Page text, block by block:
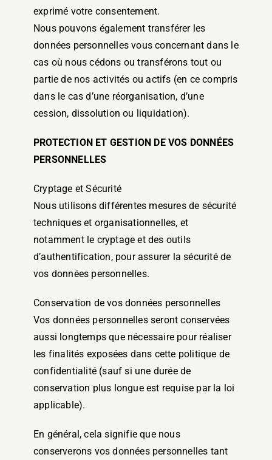
exprimé votre consentement.
Nous pouvons également transférer les
données personnelles vous concernant dans le
cas où nous cédons ou transférons tout ou
partie de nos activités ou actifs (en ce compris
dans le cas d’une réorganisation, d’une
cession, dissolution ou liquidation).
PROTECTION ET GESTION DE VOS DONNÉES
PERSONNELLES
Cryptage et Sécurité
Nous utilisons différentes mesures de sécurité
techniques et organisationnelles, et
notamment le cryptage et des outils
d’authentification, pour assurer la sécurité de
vos données personnelles.
Conservation de vos données personnelles
Vos données personnelles seront conservées
aussi longtemps que nécessaire pour réaliser
les finalités exposées dans cette politique de
confidentialité (sauf si une durée de
conservation plus longue est requise par la loi
applicable).
En général, cela signifie que nous
conserverons vos données personnelles tant